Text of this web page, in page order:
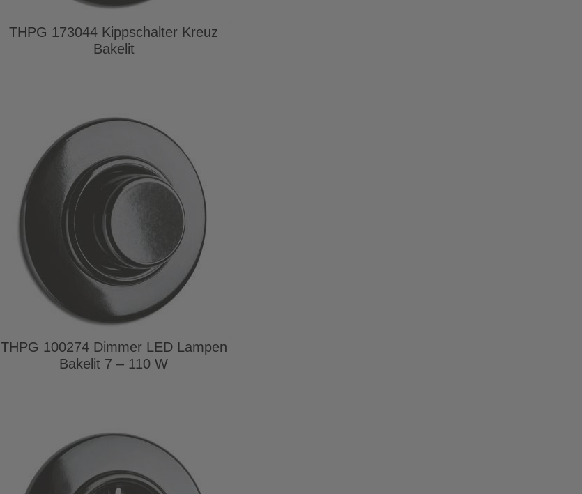
THPG 173044 Kippschalter Kreuz
Bakelit
THPG 100274 Dimmer LED Lampen
Bakelit 7 – 110 W